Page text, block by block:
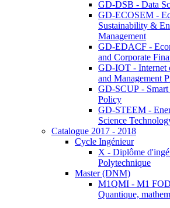
GD-DSB - Data
GD-ECOSEM -
Sustainability &
Management
GD-EDACF -
and Corporate
GD-IOT - Internet
and Management
GD-SCUP -
Policy
GD-STEEM -
Science
Catalogue 2017 - 2018
Cycle Ingénieur
X - Diplôme
Polytechnique
Master (DNM)
M1QMI - M1
Quantique,